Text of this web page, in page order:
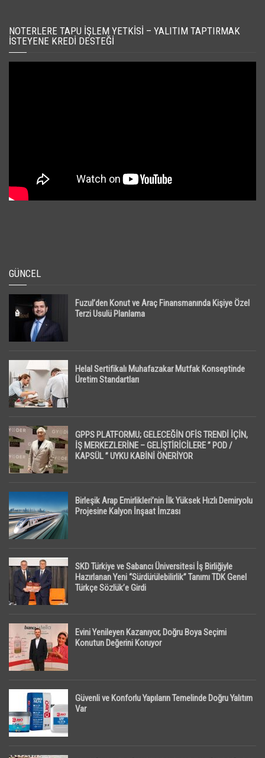
NOTERLERE TAPU İŞLEM YETKISI – YALITIM TAPTIRMAK
İSTEYENE KREDI DESTEĞI
GÜNCEL
Fuzul’den Konut ve Araç Finansmanında Kişiye Özel
Terzi Usulü Planlama
Helal Sertifikalı Muhafazakar Mutfak Konseptinde
Üretim Standartları
GPPS PLATFORMU; GELECEĞİN OFİS TRENDİ İÇİN,
İŞ MERKEZLERİNE – GELİŞTİRİCİLERE ” POD /
KAPSÜL ” UYKU KABİNİ ÖNERİYOR
Birleşik Arap Emirlikleri’nin İlk Yüksek Hızlı Demiryolu
Projesine Kalyon İnşaat İmzası
SKD Türkiye ve Sabancı Üniversitesi İş Birliğiyle
Hazırlanan Yeni “Sürdürülebilirlik” Tanımı TDK Genel
Türkçe Sözlük’e Girdi
Evini Yenileyen Kazanıyor, Doğru Boya Seçimi
Konutun Değerini Koruyor
Güvenli ve Konforlu Yapıların Temelinde Doğru Yalıtım
Var